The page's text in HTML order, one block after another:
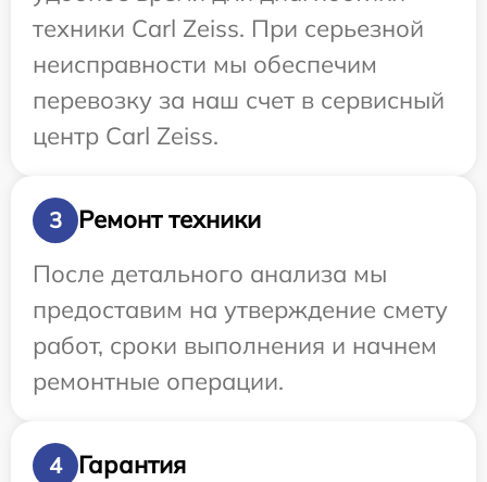
техники Carl Zeiss. При серьезной
неисправности мы обеспечим
перевозку за наш счет в сервисный
центр Carl Zeiss.
3
Ремонт техники
После детального анализа мы
предоставим на утверждение смету
работ, сроки выполнения и начнем
ремонтные операции.
4
Гарантия